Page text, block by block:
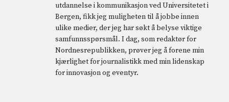
utdannelse i kommunikasjon ved Universitetet i
Bergen, fikk jeg muligheten til å jobbe innen
ulike medier, der jeg har søkt å belyse viktige
samfunnsspørsmål. I dag, som redaktør for
Nordnesrepublikken, prøver jeg å forene min
kjærlighet for journalistikk med min lidenskap
for innovasjon og eventyr.